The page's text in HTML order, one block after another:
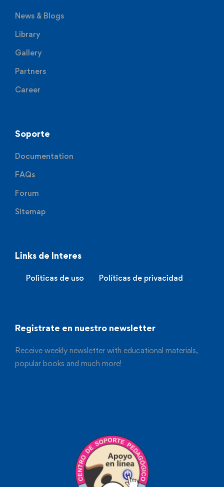
News & Blogs
Library
Gallery
Partners
Career
Soporte
Documentation
FAQs
Forum
Sitemap
Links de Interes
Politicas de uso Políticas de privacidad
Registrate en nuestro newsletter
Receive weekly newsletter with educational materials,
popular books and much more!